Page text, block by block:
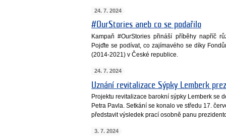
24. 7. 2024
#OurStories aneb co se podařilo
Kampaň #OurStories přináší příběhy napříč
Pojďte se podívat, co zajímavého se díky
(2014-2021) v České republice.
24. 7. 2024
Uznání revitalizace Sýpky Lemberk
Projektu revitalizace barokní sýpky Lemberk se
Petra Pavla. Setkání se konalo ve středu 17.
představit výsledek prací osobně panu
3. 7. 2024